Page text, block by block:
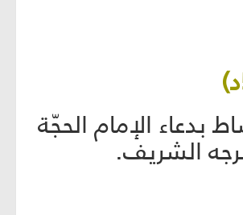
بدعاء الإمام الحجّة
الشريف.